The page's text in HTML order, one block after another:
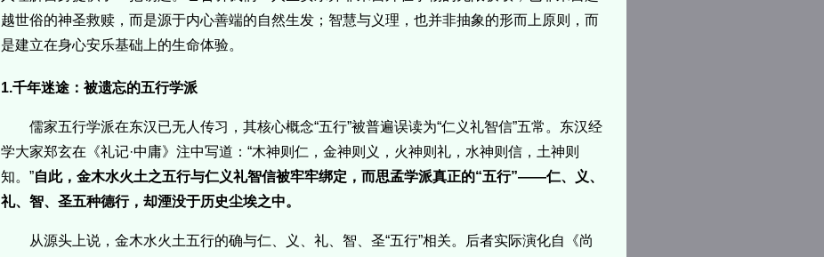
越世俗的神圣救赎，而是源于内心善端的自然生发；智慧与义理，也并非抽象的形而上原则，而
是建立在身心安乐基础上的生命体验。
1.千年迷途：被遗忘的五行学派
儒家五行学派在东汉已无人传习，其核心概念“五行”被普遍误读为“仁义礼智信”五常。东汉经
学大家郑玄在《礼记·中庸》注中写道：“木神则仁，金神则义，火神则礼，水神则信，土神则
知。”自此，金木水火土之五行与仁义礼智信被牢牢绑定，而思孟学派真正的“五行”——仁、义、
礼、智、圣五种德行，却湮没于历史尘埃之中。
从源头上说，金木水火土五行的确与仁、义、礼、智、圣“五行”相关。后者实际演化自《尚